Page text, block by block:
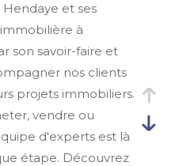
et ses
à
son savoir-faire et
nos clients
projets immobiliers.
vendre ou
d'experts est là
étape. Découvrez